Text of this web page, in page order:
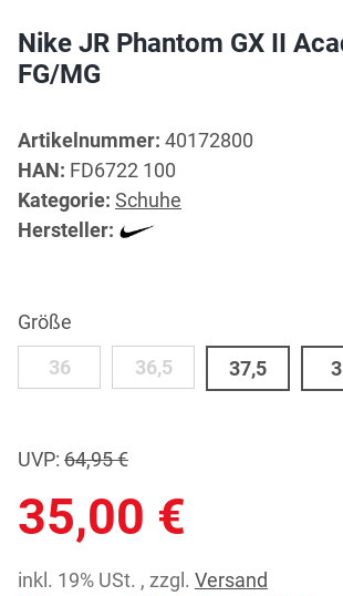
Nike JR Phantom GX II
FG/MG
Artikelnummer: 40172800
HAN: FD6722 100
Kategorie: Schuhe
Hersteller:
Größe
3636 36,536,5 37,537,5
UVP: 64,95 €
35,00 €
inkl. 19% USt. , zzgl. Versand